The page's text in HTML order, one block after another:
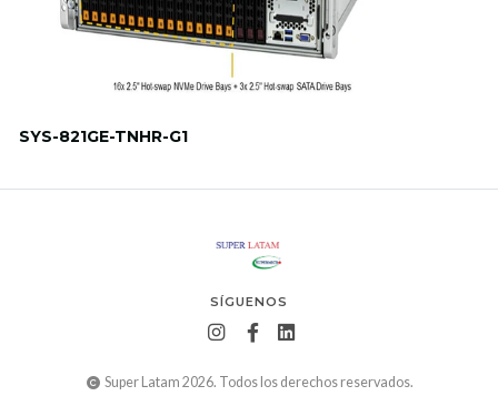
SYS-821GE-TNHR-G1
SÍGUENOS
Super Latam 2026. Todos los derechos reservados.